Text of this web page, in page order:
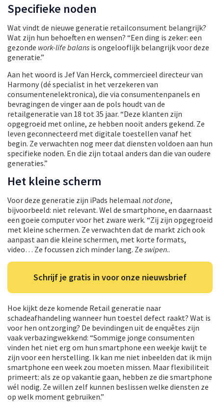
Specifieke noden
Wat vindt de nieuwe generatie retailconsument belangrijk?
Wat zijn hun behoeften en wensen? “Een ding is zeker: een
gezonde work-life balans is ongelooflijk belangrijk voor deze
generatie.”
Aan het woord is Jef Van Herck, commercieel directeur van
Harmony (dé specialist in het verzekeren van
consumentenelektronica), die via consumentenpanels en
bevragingen de vinger aan de pols houdt van de
retailgeneratie van 18 tot 35 jaar. “Deze klanten zijn
opgegroeid met online, ze hebben nooit anders gekend. Ze
leven geconnecteerd met digitale toestellen vanaf het
begin. Ze verwachten nog meer dat diensten voldoen aan hun
specifieke noden. En die zijn totaal anders dan die van oudere
generaties.”
Het kleine scherm
Voor deze generatie zijn iPads helemaal not done,
bijvoorbeeld: niet relevant. Wel de smartphone, en daarnaast
een goeie computer voor het zware werk. “Zij zijn opgegroeid
met kleine schermen. Ze verwachten dat de markt zich ook
aanpast aan die kleine schermen, met korte formats,
video… Ze focussen zich minder lang. Ze swipen..
Schrijf je gratis in voor onze nieuwsbrief
Hoe kijkt deze komende Retail generatie naar
schadeafhandeling wanneer hun toestel defect raakt? Wat is
voor hen ontzorging? De bevindingen uit de enquêtes zijn
vaak verbazingwekkend: “Sommige jonge consumenten
vinden het niet erg om hun smartphone een weekje kwijt te
zijn voor een herstelling. Ik kan me niet inbeelden dat ik mijn
smartphone een week zou moeten missen. Maar flexibiliteit
primeert: als ze op vakantie gaan, hebben ze die smartphone
wél nodig. Ze willen zelf kunnen beslissen welke diensten ze
op welk moment gebruiken.”